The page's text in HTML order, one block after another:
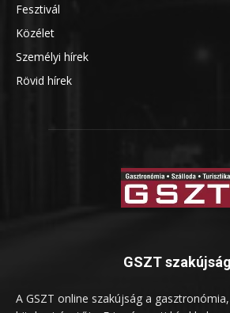
Fesztivál
Közélet
Személyi hírek
Rövid hírek
GSZT szakújság
A GSZT online szakújság a